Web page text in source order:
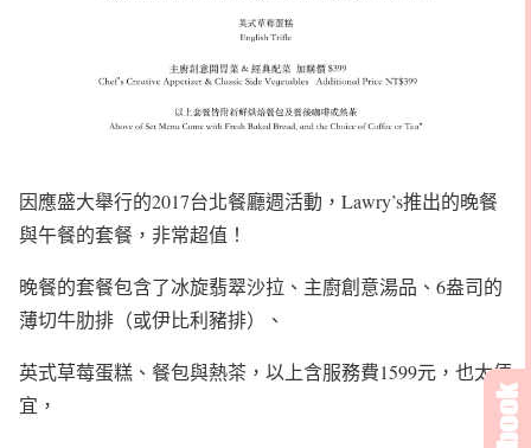
因應盛大舉行的2017台北餐廳週活動，Lawry’s推出的晚餐
與午餐的套餐，非常超值！
晚餐的套餐包含了冰旋翡翠沙拉、主廚創意湯品、6盎司的
薄切牛肋排（或伊比利豬排）、
英式草莓蛋糕、餐包與熱茶，以上含服務費1599元，也太便
宜，